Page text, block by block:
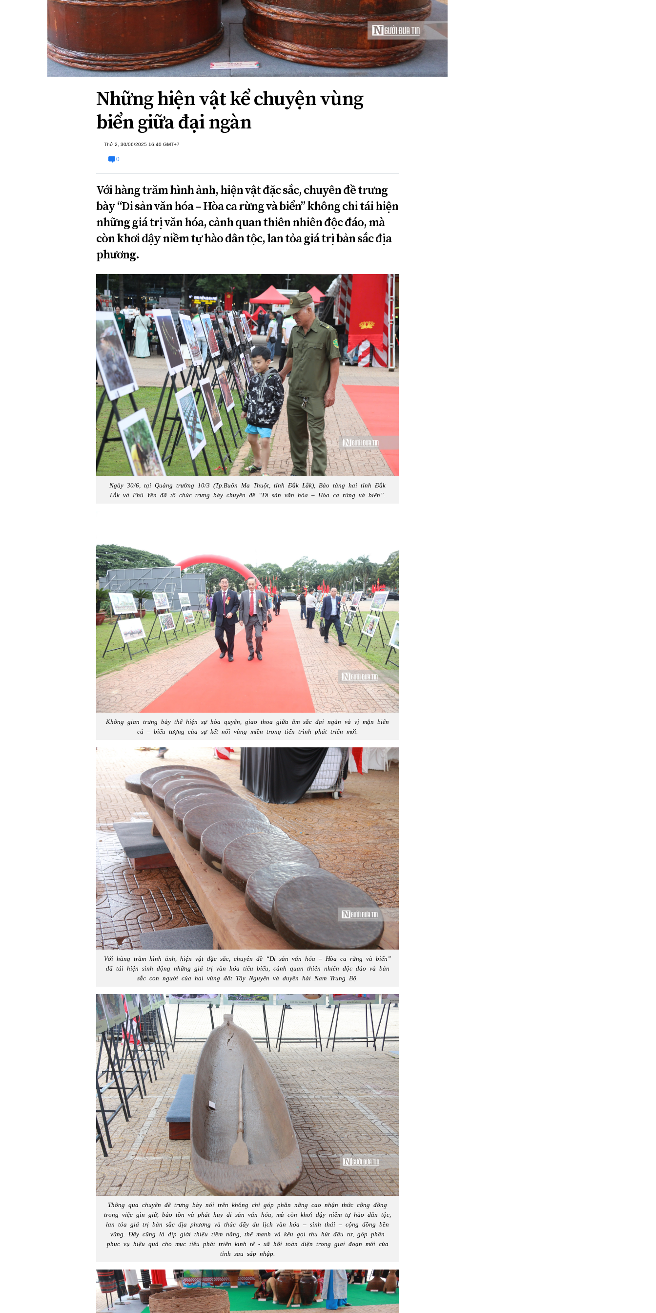
Xi nhan Trái Phải
Những hiện vật kể chuyện vùng
biển giữa đại ngàn
Thứ 2, 30/06/2025 16:40 GMT+7
0
Với hàng trăm hình ảnh, hiện vật đặc sắc, chuyên đề trưng
bày “Di sản văn hóa – Hòa ca rừng và biển” không chỉ tái hiện
những giá trị văn hóa, cảnh quan thiên nhiên độc đáo, mà
còn khơi dậy niềm tự hào dân tộc, lan tỏa giá trị bản sắc địa
phương.
Ngày 30/6, tại Quảng trường 10/3 (Tp.Buôn Ma Thuột, tỉnh Đắk Lắk), Bảo tàng hai tỉnh Đắk
Lắk và Phú Yên đã tổ chức trưng bày chuyên đề “Di sản văn hóa – Hòa ca rừng và biển”.
Không gian trưng bày thể hiện sự hòa quyện, giao thoa giữa âm sắc đại ngàn và vị mặn biển
cả – biểu tượng của sự kết nối vùng miền trong tiến trình phát triển mới.
Với hàng trăm hình ảnh, hiện vật đặc sắc, chuyên đề “Di sản văn hóa – Hòa ca rừng và biển”
đã tái hiện sinh động những giá trị văn hóa tiêu biểu, cảnh quan thiên nhiên độc đáo và bản
sắc con người của hai vùng đất Tây Nguyên và duyên hải Nam Trung Bộ.
Thông qua chuyên đề trưng bày nói trên không chỉ góp phần nâng cao nhận thức cộng đồng
trong việc gìn giữ, bảo tồn và phát huy di sản văn hóa, mà còn khơi dậy niềm tự hào dân tộc,
lan tỏa giá trị bản sắc địa phương và thúc đẩy du lịch văn hóa – sinh thái – cộng đồng bền
vững. Đây cũng là dịp giới thiệu tiềm năng, thế mạnh và kêu gọi thu hút đầu tư, góp phần
phục vụ hiệu quả cho mục tiêu phát triển kinh tế - xã hội toàn diện trong giai đoạn mới của
tỉnh sau sáp nhập.